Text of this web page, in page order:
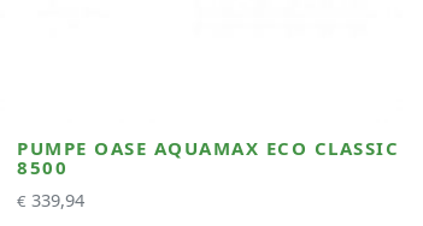
PUMPE OASE AQUAMAX ECO CLASSIC
8500
€ 339,94